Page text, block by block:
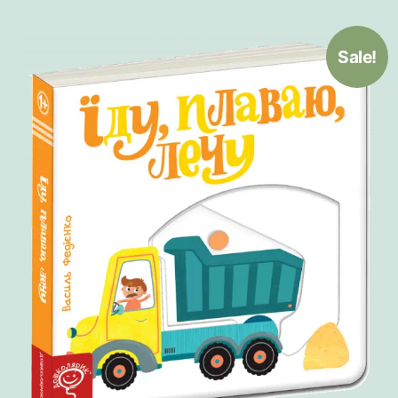
Sale!